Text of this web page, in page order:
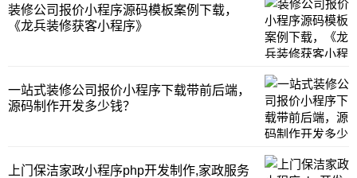
装修公司报价小程序源码模板案例下载，
《龙兵装修获客小程序》
一站式装修公司报价小程序下载带前后端，
源码制作开发多少钱？
上门保洁家政小程序php开发制作,家政服务